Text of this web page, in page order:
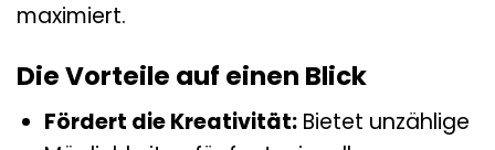
maximiert.
Die Vorteile auf einen Blick
Fördert die Kreativität:Bietet unzählige